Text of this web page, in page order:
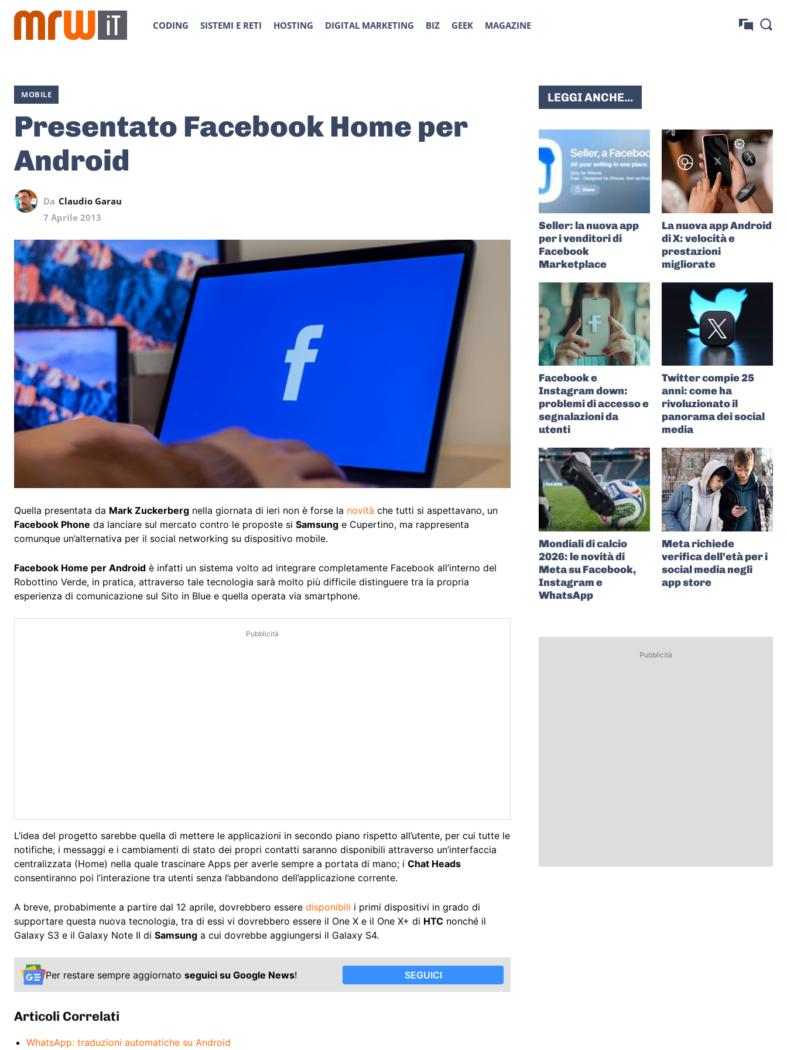
CODING SISTEMI E RETI HOSTING DIGITAL MARKETING BIZ GEEK MAGAZINE
MOBILE
Presentato Facebook Home per
Android
Da Claudio Garau
7 Aprile 2013
Quella presentata da Mark Zuckerberg nella giornata di ieri non è forse la novità che tutti si aspettavano, un
Facebook Phone da lanciare sul mercato contro le proposte si Samsung e Cupertino, ma rappresenta
comunque un’alternativa per il social networking su dispositivo mobile.
Facebook Home per Android è infatti un sistema volto ad integrare completamente Facebook all’interno del
Robottino Verde, in pratica, attraverso tale tecnologia sarà molto più difficile distinguere tra la propria
esperienza di comunicazione sul Sito in Blue e quella operata via smartphone.
Pubblicità
L’idea del progetto sarebbe quella di mettere le applicazioni in secondo piano rispetto all’utente, per cui tutte le
notifiche, i messaggi e i cambiamenti di stato dei propri contatti saranno disponibili attraverso un’interfaccia
centralizzata (Home) nella quale trascinare Apps per averle sempre a portata di mano; i Chat Heads
consentiranno poi l’interazione tra utenti senza l’abbandono dell’applicazione corrente.
A breve, probabimente a partire dal 12 aprile, dovrebbero essere disponibili i primi dispositivi in grado di
supportare questa nuova tecnologia, tra di essi vi dovrebbero essere il One X e il One X+ di HTC nonché il
Galaxy S3 e il Galaxy Note II di Samsung a cui dovrebbe aggiungersi il Galaxy S4.
Per restare sempre aggiornato seguici su Google News! SEGUICI
Articoli Correlati
WhatsApp: traduzioni automatiche su Android
LEGGI ANCHE...
Seller: la nuova app
per i venditori di
Facebook
Marketplace
La nuova app Android
di X: velocità e
prestazioni
migliorate
Facebook e
Instagram down:
problemi di accesso e
segnalazioni da
utenti
Twitter compie 25
anni: come ha
rivoluzionato il
panorama dei social
media
Mondiali di calcio
2026: le novità di
Meta su Facebook,
Instagram e
WhatsApp
Meta richiede
verifica dell’età per i
social media negli
app store
Pubblicità